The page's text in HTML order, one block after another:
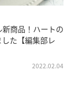
商品！ハートの
た【編集部レ
2022.02.04